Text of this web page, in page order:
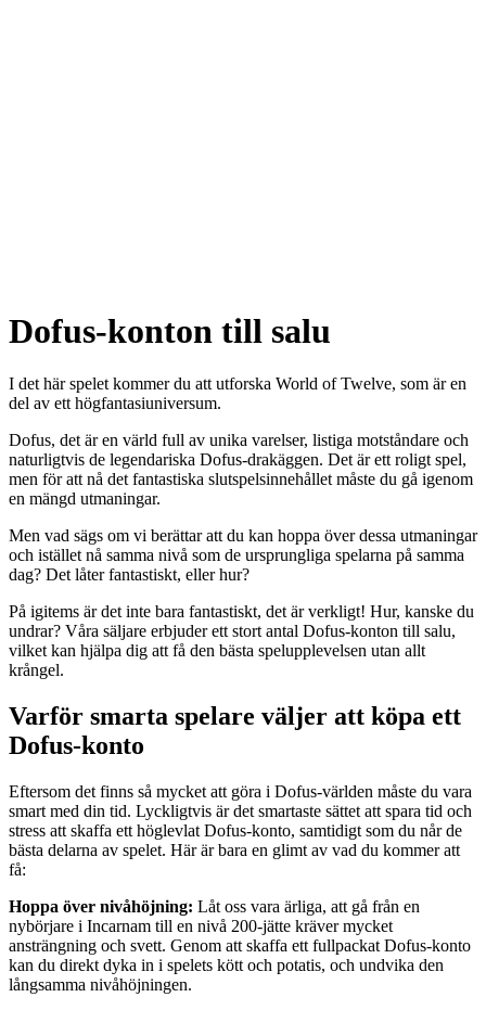
Dofus-konton till salu
I det här spelet kommer du att utforska World of Twelve, som är en
del av ett högfantasiuniversum.
Dofus, det är en värld full av unika varelser, listiga motståndare och
naturligtvis de legendariska Dofus-drakäggen. Det är ett roligt spel,
men för att nå det fantastiska slutspelsinnehållet måste du gå igenom
en mängd utmaningar.
Men vad sägs om vi berättar att du kan hoppa över dessa utmaningar
och istället nå samma nivå som de ursprungliga spelarna på samma
dag? Det låter fantastiskt, eller hur?
På igitems är det inte bara fantastiskt, det är verkligt! Hur, kanske du
undrar? Våra säljare erbjuder ett stort antal Dofus-konton till salu,
vilket kan hjälpa dig att få den bästa spelupplevelsen utan allt
krångel.
Varför smarta spelare väljer att köpa ett
Dofus-konto
Eftersom det finns så mycket att göra i Dofus-världen måste du vara
smart med din tid. Lyckligtvis är det smartaste sättet att spara tid och
stress att skaffa ett höglevlat Dofus-konto, samtidigt som du når de
bästa delarna av spelet. Här är bara en glimt av vad du kommer att
få:
Hoppa över nivåhöjning: Låt oss vara ärliga, att gå från en
nybörjare i Incarnam till en nivå 200-jätte kräver mycket
ansträngning och svett. Genom att skaffa ett fullpackat Dofus-konto
kan du direkt dyka in i spelets kött och potatis, och undvika den
långsamma nivåhöjningen.